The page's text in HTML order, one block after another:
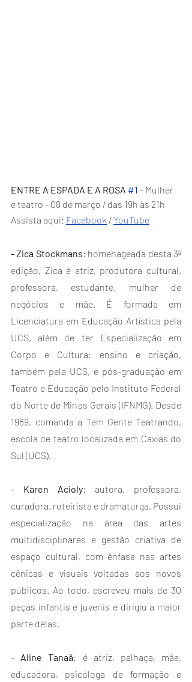
ENTRE A ESPADA E A ROSA #1 - Mulher
e teatro - 08 de março / das 19h às 21h
Assista aqui: Facebook / YouTube
- Zica Stockmans: homenageada desta 3ª
edição, Zica é atriz, produtora cultural,
professora, estudante, mulher de
negócios e mãe. É formada em
Licenciatura em Educação Artística pela
UCS, além de ter Especialização em
Corpo e Cultura: ensino e criação,
também pela UCS, e pós-graduação em
Teatro e Educação pelo Instituto Federal
do Norte de Minas Gerais (IFNMG). Desde
1989, comanda a Tem Gente Teatrando,
escola de teatro localizada em Caxias do
Sul (UCS).
- Karen Acioly: autora, professora,
curadora, roteirista e dramaturga. Possui
especialização na área d​as​ ​artes​
multidisciplinares e gestão criativa de
espaço cultural, ​com ênfase ​nas artes
cênicas​ e visuais voltadas aos novos
públicos. Ao todo, escreveu mais de 30
peças infantis e juvenis e dirigiu a maior
parte delas.
- Aline Tanaã: é atriz, palhaça, mãe,
educadora, psicóloga de formação e